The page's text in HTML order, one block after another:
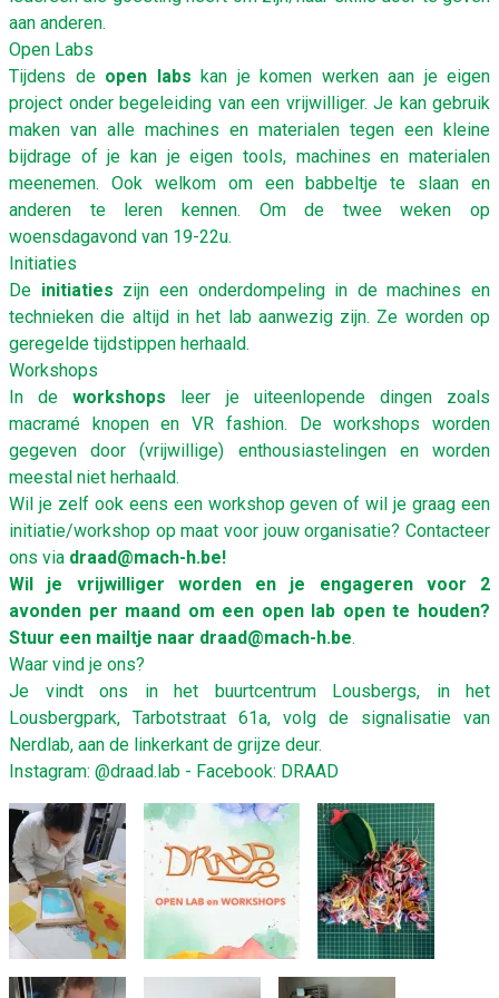
aan anderen.
Open Labs
Tijdens de open labs kan je komen werken aan je eigen
project onder begeleiding van een vrijwilliger. Je kan gebruik
maken van alle machines en materialen tegen een kleine
bijdrage of je kan je eigen tools, machines en materialen
meenemen. Ook welkom om een babbeltje te slaan en
anderen te leren kennen. Om de twee weken op
woensdagavond van 19-22u.
Initiaties
De initiaties zijn een onderdompeling in de machines en
technieken die altijd in het lab aanwezig zijn. Ze worden op
geregelde tijdstippen herhaald.
Workshops
In deworkshops leer je uiteenlopende dingen zoals
macramé knopen en VR fashion. De workshops worden
gegeven door (vrijwillige) enthousiastelingen en worden
meestal niet herhaald.
Wil je zelf ook eens een workshop geven of wil je graag een
initiatie/workshop op maat voor jouw organisatie? Contacteer
ons via draad@mach-h.be!
Wil je vrijwilliger worden en je engageren voor 2
avonden per maand om een open lab open te houden?
Stuur een mailtje naar draad@mach-h.be.
Waar vind je ons?
Je vindt ons in het buurtcentrum Lousbergs, in het
Lousbergpark, Tarbotstraat 61a, volg de signalisatie van
Nerdlab, aan de linkerkant de grijze deur.
Instagram: @draad.lab - Facebook: DRAAD